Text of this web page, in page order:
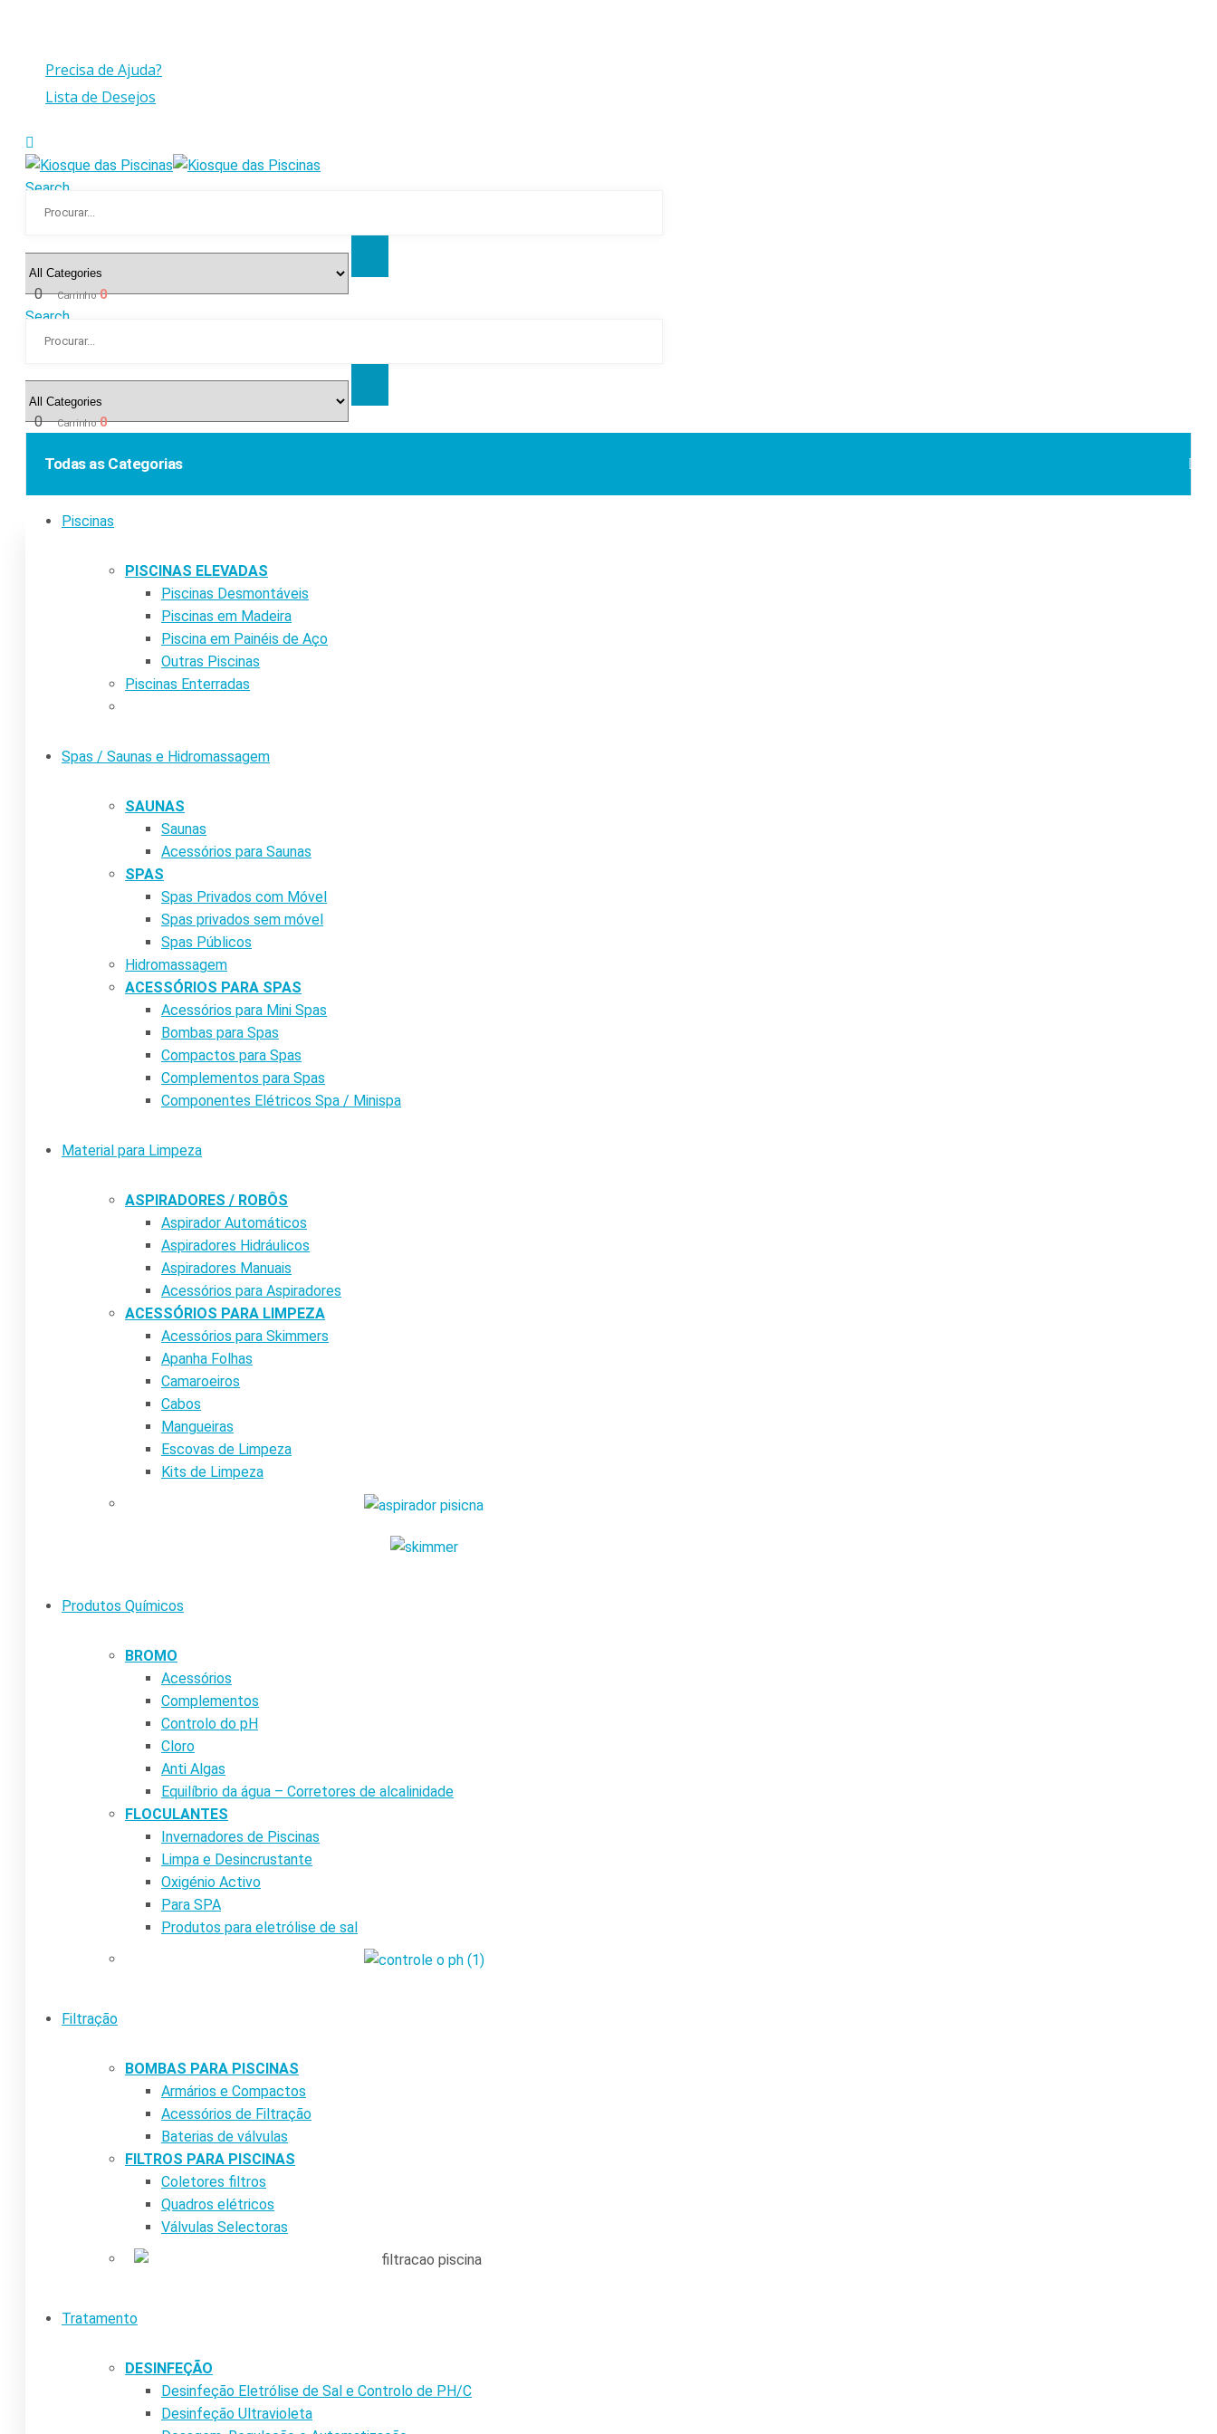
Precisa de Ajuda?
Lista de Desejos
Search
0 Carrinho0
Search
0 Carrinho0
Todas as Categorias
Piscinas
PISCINAS ELEVADAS
Piscinas Desmontáveis
Piscinas em Madeira
Piscina em Painéis de Aço
Outras Piscinas
Piscinas Enterradas
Spas / Saunas e Hidromassagem
SAUNAS
Saunas
Acessórios para Saunas
SPAS
Spas Privados com Móvel
Spas privados sem móvel
Spas Públicos
Hidromassagem
ACESSÓRIOS PARA SPAS
Acessórios para Mini Spas
Bombas para Spas
Compactos para Spas
Complementos para Spas
Componentes Elétricos Spa / Minispa
Material para Limpeza
ASPIRADORES / ROBÔS
Aspirador Automáticos
Aspiradores Hidráulicos
Aspiradores Manuais
Acessórios para Aspiradores
ACESSÓRIOS PARA LIMPEZA
Acessórios para Skimmers
Apanha Folhas
Camaroeiros
Cabos
Mangueiras
Escovas de Limpeza
Kits de Limpeza
Produtos Químicos
BROMO
Acessórios
Complementos
Controlo do pH
Cloro
Anti Algas
Equilíbrio da água – Corretores de alcalinidade
FLOCULANTES
Invernadores de Piscinas
Limpa e Desincrustante
Oxigénio Activo
Para SPA
Produtos para eletrólise de sal
Filtração
BOMBAS PARA PISCINAS
Armários e Compactos
Acessórios de Filtração
Baterias de válvulas
FILTROS PARA PISCINAS
Coletores filtros
Quadros elétricos
Válvulas Selectoras
Tratamento
DESINFEÇÃO
Desinfeção Eletrólise de Sal e Controlo de PH/C
Desinfeção Ultravioleta